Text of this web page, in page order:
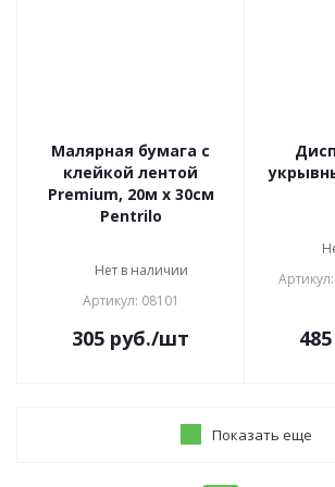
Малярная бумага с
клейкой лентой
Premium, 20м х 30см
Pentrilo
Нет в наличии
Артикул: 08101
305 руб./шт 485
Показать еще